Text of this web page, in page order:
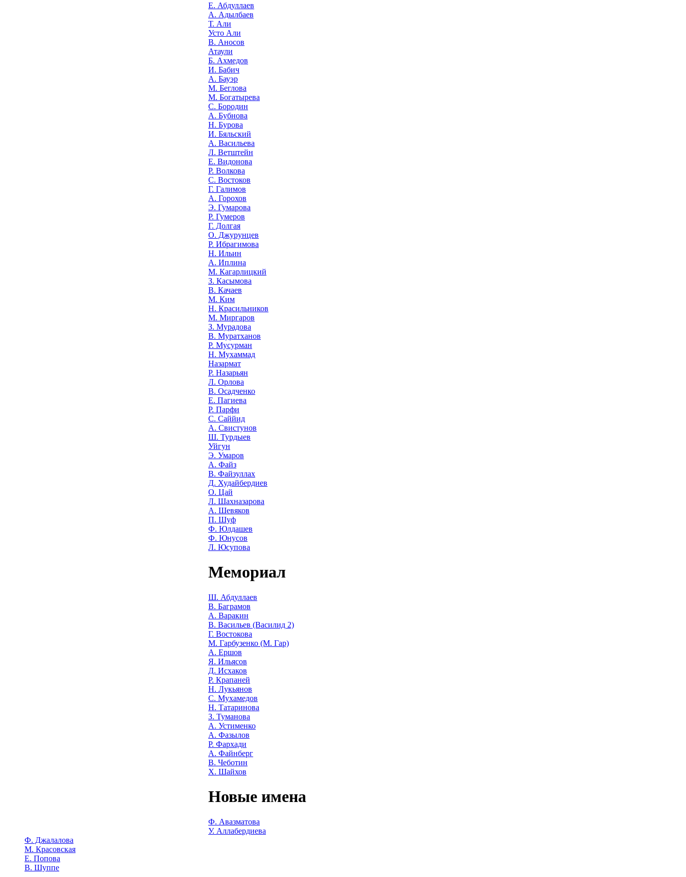
Е. Абдуллаев
А. Адылбаев
Т. Али
Усто Али
В. Аносов
Атаули
Б. Ахмедов
И. Бабич
А. Бауэр
М. Беглова
М. Богатырева
С. Бородин
А. Бубнова
Н. Бурова
И. Бяльский
А. Васильева
Л. Ветштейн
Е. Видонова
Р. Волкова
С. Востоков
Г. Галимов
А. Горохов
Э. Гумарова
Р. Гумеров
Г. Долгая
О. Джурунцев
Р. Ибрагимова
Н. Ильин
А. Иплина
М. Кагарлицкий
З. Касымова
В. Качаев
М. Ким
Н. Красильников
М. Миргаров
З. Мурадова
В. Муратханов
Р. Мусурман
Н. Мухаммад
Назармат
Р. Назарьян
Л. Орлова
В. Осадченко
Е. Пагиева
Р. Парфи
С. Саййид
А. Свистунов
Ш. Турдыев
Уйгун
Э. Умаров
А. Файз
В. Файзуллах
Д. Худайбердиев
О. Цай
Л. Шахназарова
А. Шевяков
П. Шуф
Ф. Юлдашев
Ф. Юнусов
Л. Юсупова
Мемориал
Ш. Абдуллаев
В. Баграмов
А. Варакин
В. Васильев (Василид 2)
Г. Востокова
М. Гарбузенко (М. Гар)
А. Ершов
Я. Ильясов
Д. Исхаков
Р. Крапаней
Н. Лукьянов
С. Мухамедов
Н. Татаринова
З. Туманова
А. Устименко
А. Фазылов
Р. Фархади
А. Файнберг
В. Чеботин
Х. Шайхов
Новые имена
Ф. Авазматова
У. Аллабердиева
Ф. Джалалова
М. Красовская
Е. Попова
В. Шуппе